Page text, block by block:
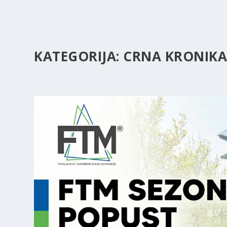
KATEGORIJA: CRNA KRONIKA